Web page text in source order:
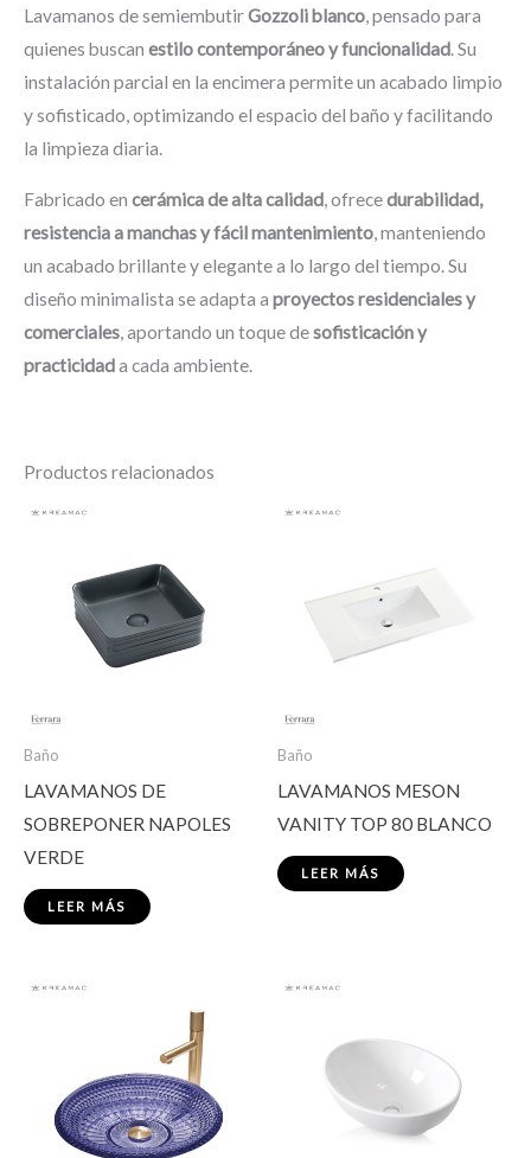
Lavamanos de semiembutirGozzoli blanco , pensado para
quienes buscan estilo contemporáneo y funcionalidad . Su
instalación parcial en la encimera permite un acabado limpio
y sofisticado, optimizando el espacio del baño y facilitando
la limpieza diaria.
Fabricado en cerámica de alta calidad, ofrecedurabilidad,
resistencia a manchas y fácil mantenimiento, manteniendo
un acabado brillante y elegante a lo largo del tiempo. Su
diseño minimalista se adapta a proyectos residenciales y
comerciales, aportando un toque desofisticación y
practicidada cada ambiente.
Productos relacionados
Baño
LAVAMANOS DE
SOBREPONER NAPOLES
VERDE
LEER MÁS
Baño
LAVAMANOS MESON
VANITY TOP 80 BLANCO
LEER MÁS